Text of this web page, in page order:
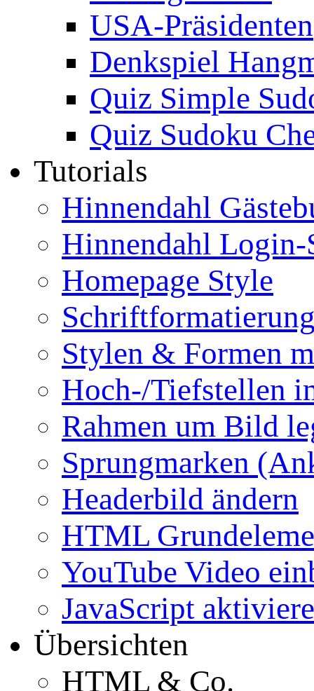
USA-Präsidenten
Denkspiel
Quiz Simple
Quiz Sudoku
Tutorials
Hinnendahl
Hinnendahl Login-
Homepage Style
Stylen & Formen
Hoch-/Tiefstellen
Rahmen um Bild
Sprungmarken
Headerbild ändern
HTML
YouTube Video
JavaScript
Übersichten
HTML & Co.